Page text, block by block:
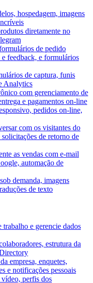
hospedagem, imagens
diretamente no
de pedido
feedback, e formulários
de captura, funis
Analytics
com gerenciamento de
e pagamentos on-line
pedidos on-line,
com os visitantes do
de retorno de
as vendas com e-mail
automação de
demanda, imagens
de texto
e gerencie dados
estrutura da
empresa, enquetes,
e notificações pessoais
vídeo, perfis dos